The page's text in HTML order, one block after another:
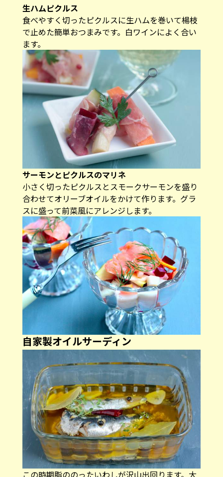
生ハムピクルス
食べやすく切ったピクルスに生ハムを巻いて楊枝
で止めた簡単おつまみです。白ワインによく合い
ます。
サーモンとピクルスのマリネ
小さく切ったピクルスとスモークサーモンを盛り
合わせてオリーブオイルをかけて作ります。グラ
スに盛って前菜風にアレンジします。
自家製オイルサーディン
この時期脂ののったいわしが沢山出回ります。大